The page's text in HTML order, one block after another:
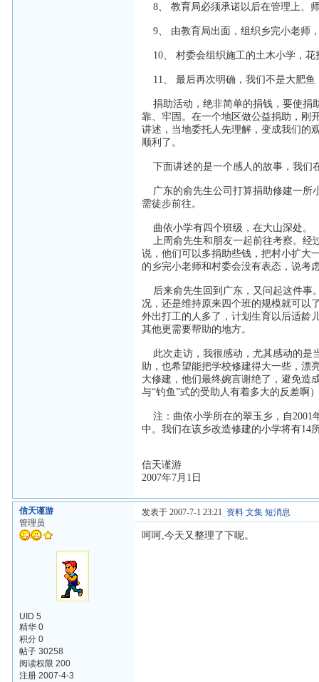
8、 教育局必须承诺以后在管理上、
9、 由教育局出面，组织乡完小老师
10、 村委会组织施工的土木小学，花
11、 最后再次明确，我们不是大肥鱼
捐助活动，绝非简单的捐钱，要使捐
靠、牢固。在一个地区做公益捐助，刚
讲述，当地委托人先理解，变成我们的
顺利了。
下面讲述的是一个感人的故事，我们
广东的俞先生公司打算捐助修建一所
需徒步前往。
曲依小学有四个班级，在大山深处。
上周俞先生和朋友一起前往考察。经
说，他们可以多捐助些钱，把村小扩大
的乡完小老师和村委会没有表态，说考
后来俞先生回到广东，又问起这件事
况，还是维持原来四个班的规模就可以
外出打工的人多了，计划生育以后适龄
其他更需要帮助的地方。
此次走访，我很感动，尤其感动的是
助，也希望能把学校修建得大一些，漂
大修建，他们最终婉言谢绝了，避免造
与“钓鱼”式的受助人有着多大的反差啊
注：曲依小学所在的翠玉乡，自2001
中。我们在该乡改造修建的小学将有14
信天谨游
2007年7月1日
信天谨游
管理员
UID 5
精华 0
积分 0
帖子 30258
阅读权限 200
注册 2007-4-3
发表于 2007-7-1 23:21 资料 文集 短消息
呵呵,今天又整理了下呢。